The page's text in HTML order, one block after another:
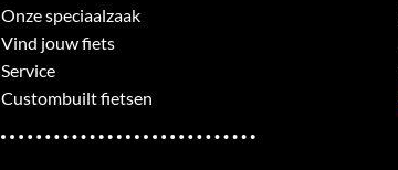
Onze speciaalzaak
Vind jouw fiets
Service
Custombuilt fietsen